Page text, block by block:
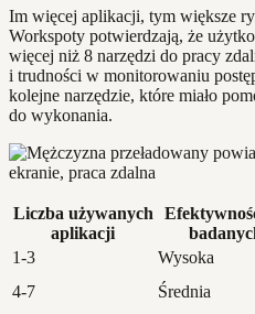
Im więcej aplikacji, tym większe
Workspoty potwierdzają, że
więcej niż 8 narzędzi do pracy
i trudności w monitorowaniu
kolejne narzędzie, które miało
do wykonania.
Liczba używanych
aplikacji
1-3
Wysoka
4-7
Średnia